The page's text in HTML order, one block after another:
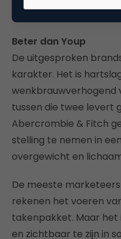
over.
Beter dan Youp
De uitgesproken
karakter. Het is
wenkbrauwverhogend
tussen die twee levert
Abercrombie & Fitch
stelling te nemen in
overgewicht en
De meeste
rekenen het voeren
takenpakket. Maar het
en zichtbaar te zijn in